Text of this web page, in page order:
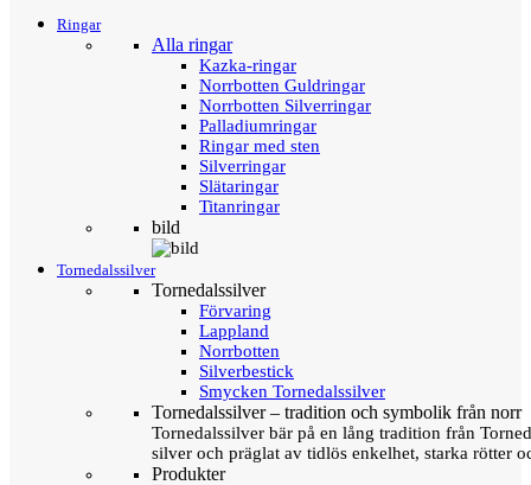
Ringar
Alla ringar
Kazka-ringar
Norrbotten Guldringar
Norrbotten Silverringar
Palladiumringar
Ringar med sten
Silverringar
Slätaringar
Titanringar
bild
Tornedalssilver
Tornedalssilver
Förvaring
Lappland
Norrbotten
Silverbestick
Smycken Tornedalssilver
Tornedalssilver – tradition och symbolik från norr
Tornedalssilver bär på en lång tradition från
silver och präglat av tidlös enkelhet, starka rötter
Produkter